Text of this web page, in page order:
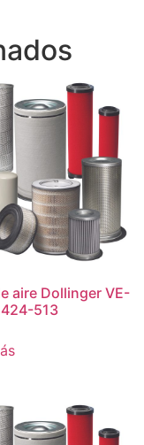
aire Dollinger VE-
513